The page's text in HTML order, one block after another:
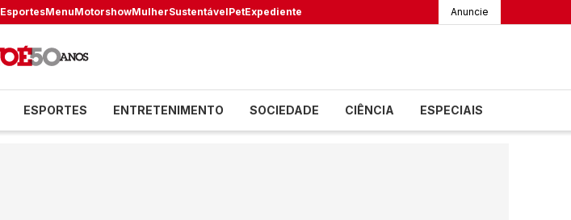
EsportesMenuMotorshowMulherSustentávelPetExpediente Anuncie
ESPORTES ENTRETENIMENTO SOCIEDADE CIÊNCIA ESPECIAIS